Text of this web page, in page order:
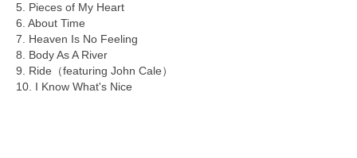
5. Pieces of My Heart
6. About Time
7. Heaven Is No Feeling
8. Body As A River
9. Ride（featuring John Cale）
10. I Know What's Nice